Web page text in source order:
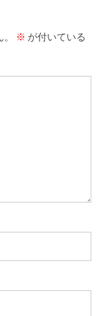
※ が付いている